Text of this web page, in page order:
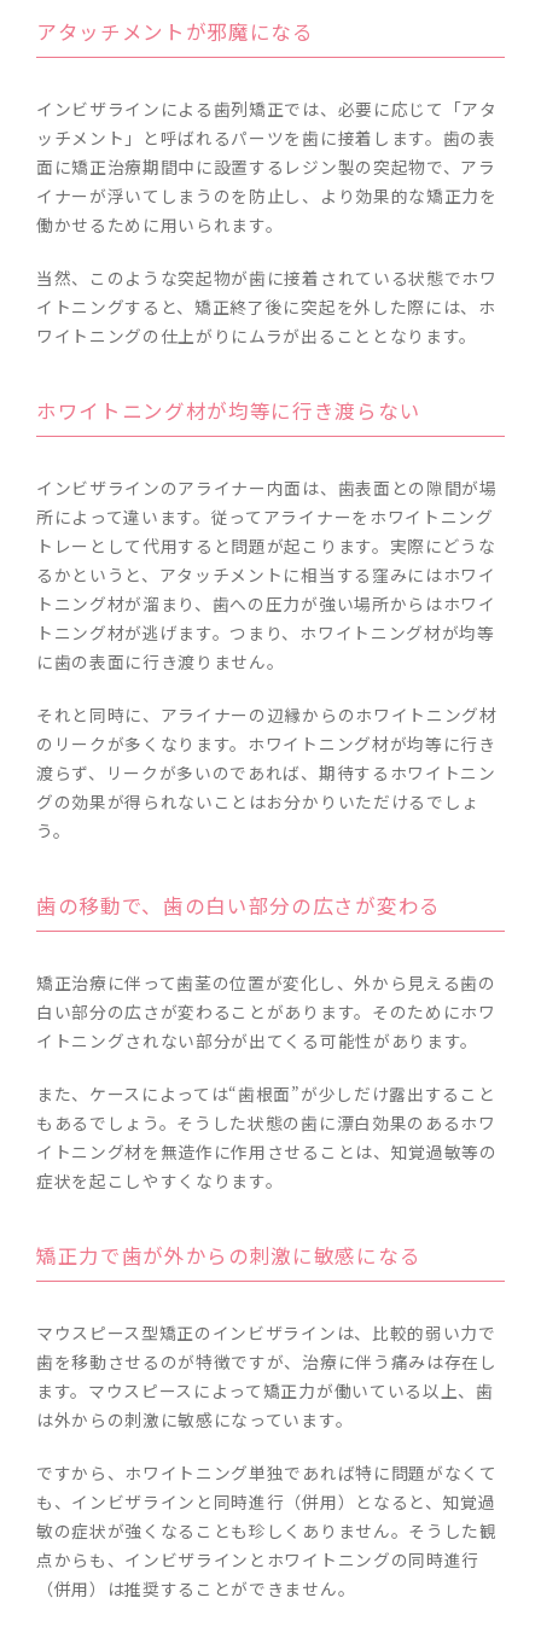
アタッチメントが邪魔になる
インビザラインによる歯列矯正では、必要に応じて「アタ
ッチメント」と呼ばれるパーツを歯に接着します。歯の表
面に矯正治療期間中に設置するレジン製の突起物で、アラ
イナーが浮いてしまうのを防止し、より効果的な矯正力を
働かせるために用いられます。
当然、このような突起物が歯に接着されている状態でホワ
イトニングすると、矯正終了後に突起を外した際には、ホ
ワイトニングの仕上がりにムラが出ることとなります。
ホワイトニング材が均等に行き渡らない
インビザラインのアライナー内面は、歯表面との隙間が場
所によって違います。従ってアライナーをホワイトニング
トレーとして代用すると問題が起こります。実際にどうな
るかというと、アタッチメントに相当する窪みにはホワイ
トニング材が溜まり、歯への圧力が強い場所からはホワイ
トニング材が逃げます。つまり、ホワイトニング材が均等
に歯の表面に行き渡りません。
それと同時に、アライナーの辺縁からのホワイトニング材
のリークが多くなります。ホワイトニング材が均等に行き
渡らず、リークが多いのであれば、期待するホワイトニン
グの効果が得られないことはお分かりいただけるでしょ
う。
歯の移動で、歯の白い部分の広さが変わる
矯正治療に伴って歯茎の位置が変化し、外から見える歯の
白い部分の広さが変わることがあります。そのためにホワ
イトニングされない部分が出てくる可能性があります。
また、ケースによっては“歯根面”が少しだけ露出すること
もあるでしょう。そうした状態の歯に漂白効果のあるホワ
イトニング材を無造作に作用させることは、知覚過敏等の
症状を起こしやすくなります。
矯正力で歯が外からの刺激に敏感になる
マウスピース型矯正のインビザラインは、比較的弱い力で
歯を移動させるのが特徴ですが、治療に伴う痛みは存在し
ます。マウスピースによって矯正力が働いている以上、歯
は外からの刺激に敏感になっています。
ですから、ホワイトニング単独であれば特に問題がなくて
も、インビザラインと同時進行（併用）となると、知覚過
敏の症状が強くなることも珍しくありません。そうした観
点からも、インビザラインとホワイトニングの同時進行
（併用）は推奨することができません。